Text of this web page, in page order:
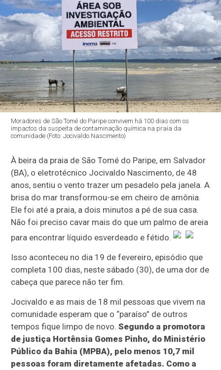
Moradores de São Tomé do Paripe convivem há 100 dias com os
impactos da suspeita de contaminação química na praia da
comunidade (Foto: Jocivaldo Nascimento)
À beira da praia de São Tomé do Paripe, em Salvador
(BA), o eletrotécnico Jocivaldo Nascimento, de 48
anos, sentiu o vento trazer um pesadelo pela janela. A
brisa do mar transformou-se em cheiro de amônia.
Ele foi até a praia, a dois minutos a pé de sua casa.
Não foi preciso cavar mais do que um palmo de areia
para encontrar líquido esverdeado e fétido.
Isso aconteceu no dia 19 de fevereiro, episódio que
completa 100 dias, neste sábado (30), de uma dor de
cabeça que parece não ter fim.
Jocivaldo e as mais de 18 mil pessoas que vivem na
comunidade esperam que o “paraíso” de outros
tempos fique limpo de novo. Segundo a promotora
de justiça Hortênsia Gomes Pinho, do Ministério
Público da Bahia (MPBA), pelo menos 10,7 mil
pessoas foram diretamente afetadas. Como a